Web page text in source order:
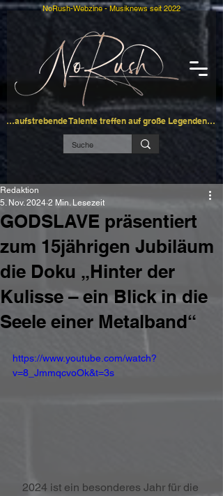
…aufstrebende Talente treffen auf große Legenden…
NoRush-Webzine - Musiknews seit 2022
GODSLAVE präsentiert
zum 15jährigen Jubiläum
die Doku „Hinter der
Kulisse – ein Blick in die
Seele einer Metalband“
Redaktion
5. Nov. 2024 2 Min. Lesezeit
https://www.youtube.com/watch?
v=8_JmmqcvoOk&t=3s
2024 ist ein besonderes Jahr für die